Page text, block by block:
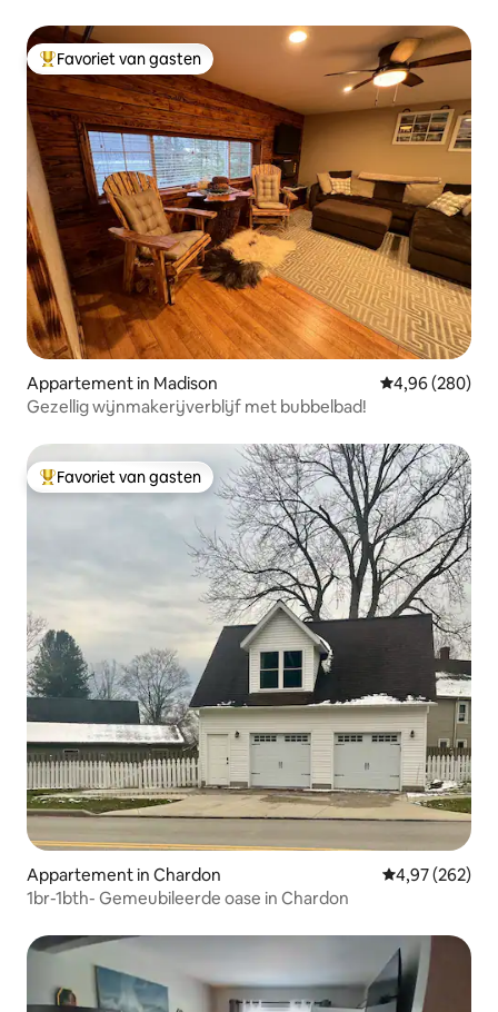
Topfavoriet van gasten
Favoriet van gasten
Appartement in Madison Gemiddelde
4,96 (280)
Gezellig wijnmakerijverblijf met bubbelbad!
Topfavoriet van gasten
Favoriet van gasten
Appartement in Chardon Gemiddelde
4,97 (262)
1br-1bth- Gemeubileerde oase in Chardon